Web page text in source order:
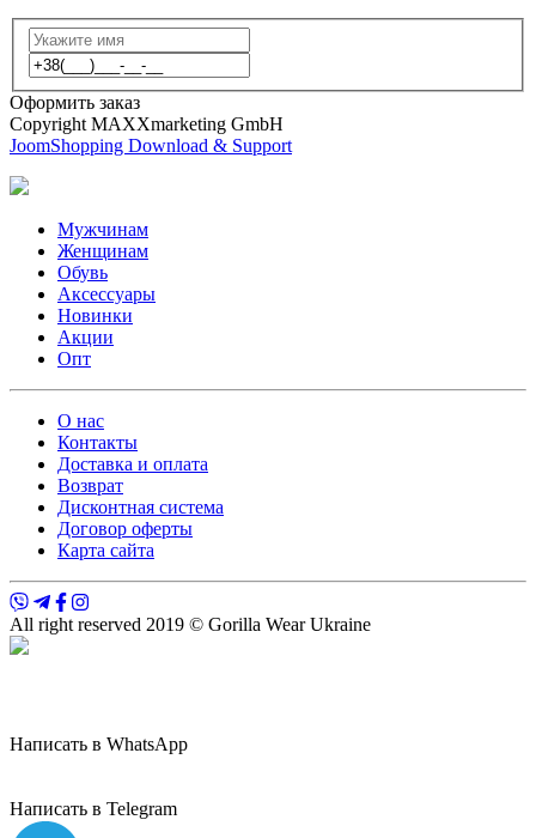
Оформить заказ
Copyright MAXXmarketing GmbH
JoomShopping Download & Support
Мужчинам
Женщинам
Обувь
Аксессуары
Новинки
Акции
Опт
О нас
Контакты
Доставка и оплата
Возврат
Дисконтная система
Договор оферты
Карта сайта
All right reserved 2019 © Gorilla Wear Ukraine
Написать в WhatsApp
Написать в Telegram